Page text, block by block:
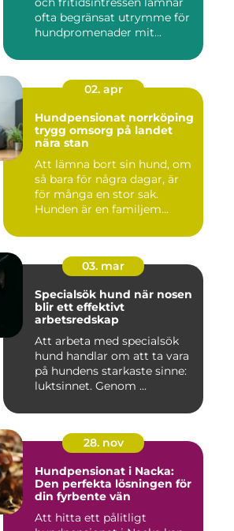
ofta begränsat utrymme för
hundpromenader mit...
02. apr
Hundpensionat norrköping
trygg omsorg på landet
nära stan
Att lämna bort sin hund, om
så bara för några dagar, är
för många en stor sak.
Hunden är en familjem...
03. mar
Specialsök hund när nosen
blir ett effektivt
arbetsredskap
Att arbeta med specialsök
hund handlar om att ta vara
på hundens starkaste sinne:
luktsinnet. Genom ...
28. nov
Hundpensionat i Nacka:
Den perfekta lösningen för
din fyrbente vän
Att hitta ett pålitligt